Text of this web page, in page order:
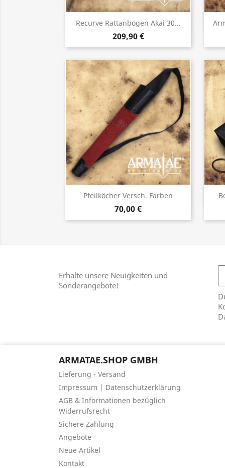
Recurve Rattanbogen Akai 30...
209,90 €
Vorschau
Pfeilköcher Versch. Farben
70,00 €
Vorschau
Erhalte unsere Neuigkeiten und
Sonderangebote!
ARMATAE.SHOP GMBH
Lieferung - Versand
Impressum | Datenschutzerklärung
AGB & Informationen bezüglich
Widerrufsrecht
Sichere Zahlung
Angebote
Neue Artikel
Kontakt